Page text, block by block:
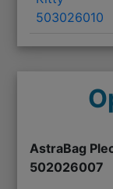
503026010
AstraBag
502026007